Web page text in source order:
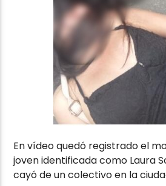
En vídeo quedó registrado el
joven identificada como Laura
cayó de un colectivo en la